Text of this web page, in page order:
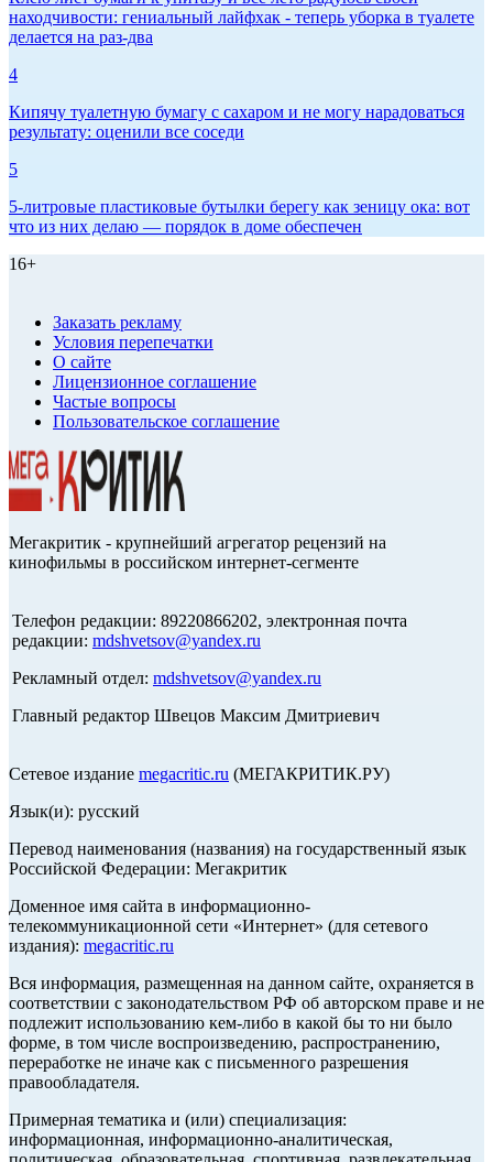
находчивости: гениальный лайфхак - теперь уборка в туалете
делается на раз-два
4
Кипячу туалетную бумагу с сахаром и не могу нарадоваться
результату: оценили все соседи
5
5-литровые пластиковые бутылки берегу как зеницу ока: вот
что из них делаю — порядок в доме обеспечен
16+
Заказать рекламу
Условия перепечатки
О сайте
Лицензионное соглашение
Частые вопросы
Пользовательское соглашение
Мегакритик - крупнейший агрегатор рецензий на
кинофильмы в российском интернет-сегменте
Телефон редакции: 89220866202, электронная почта
редакции: mdshvetsov@yandex.ru
Рекламный отдел: mdshvetsov@yandex.ru
Главный редактор Швецов Максим Дмитриевич
Сетевое издание megacritic.ru (МЕГАКРИТИК.РУ)
Язык(и): русский
Перевод наименования (названия) на государственный язык
Российской Федерации: Мегакритик
Доменное имя сайта в информационно-
телекоммуникационной сети «Интернет» (для сетевого
издания): megacritic.ru
Вся информация, размещенная на данном сайте, охраняется в
соответствии с законодательством РФ об авторском праве и не
подлежит использованию кем-либо в какой бы то ни было
форме, в том числе воспроизведению, распространению,
переработке не иначе как с письменного разрешения
правообладателя.
Примерная тематика и (или) специализация:
информационная, информационно-аналитическая,